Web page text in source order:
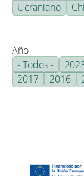
Ucraniano
Año
- Todos -
2017
2016